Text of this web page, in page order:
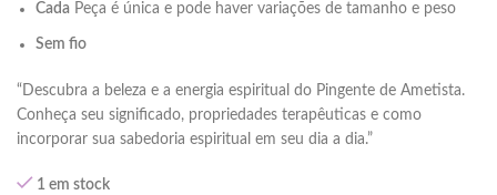
Cada Peça é única e pode haver variações de tamanho e peso
Sem fio
“Descubra a beleza e a energia espiritual do Pingente de Ametista.
Conheça seu significado, propriedades terapêuticas e como
incorporar sua sabedoria espiritual em seu dia a dia.”
1 em stock